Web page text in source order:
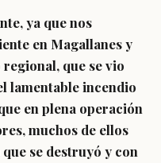
ya que nos
en Magallanes y
que se vio
lamentable incendio
en plena operación
muchos de ellos
se destruyó y con